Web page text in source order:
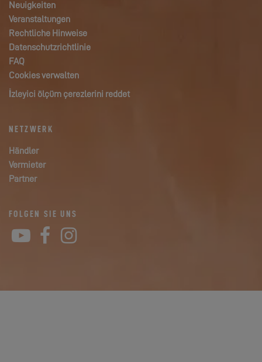
Neuigkeiten
Veranstaltungen
Rechtliche Hinweise
Datenschutzrichtlinie
FAQ
Cookies verwalten
İzleyici ölçüm çerezlerini reddet
NETZWERK
Händler
Vermieter
Partner
FOLGEN SIE UNS
YouTube
Facebook
Instagram